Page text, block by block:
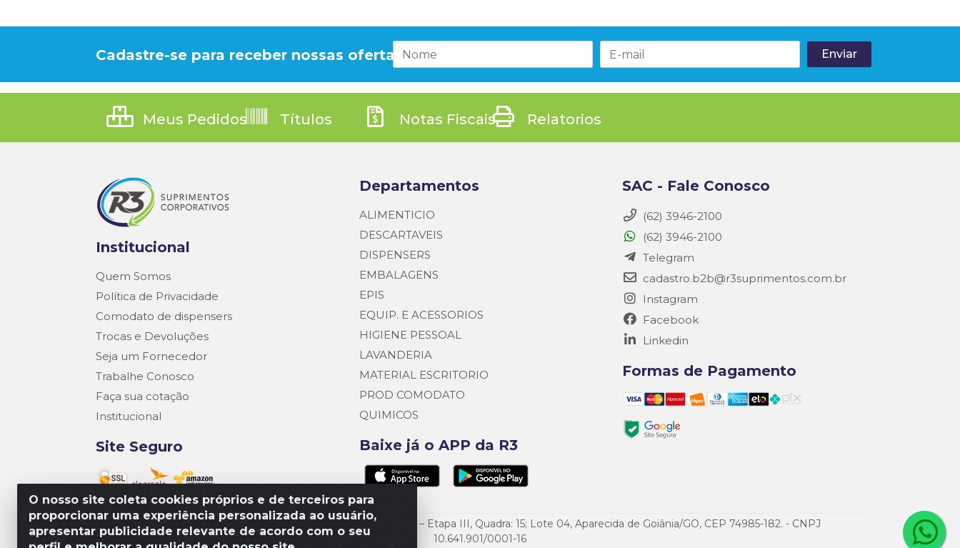
O nosso site coleta cookies próprios e de terceiros para
proporcionar uma experiência personalizada ao usuário,
apresentar publicidade relevante de acordo com o seu
Cadastre-se para receber nossas ofertas!
Meus Pedidos Títulos Notas Fiscais Relatorios
Institucional
Quem Somos
Política de Privacidade
Comodato de dispensers
Trocas e Devoluções
Seja um Fornecedor
Trabalhe Conosco
Faça sua cotação
Institucional
Site Seguro
Departamentos
ALIMENTICIO
DESCARTAVEIS
DISPENSERS
EMBALAGENS
EPIS
EQUIP. E ACESSORIOS
HIGIENE PESSOAL
LAVANDERIA
MATERIAL ESCRITORIO
PROD COMODATO
QUIMICOS
Baixe já o APP da R3
SAC - Fale Conosco
(62) 3946-2100
(62) 3946-2100
Telegram
cadastro.b2b@r3suprimentos.com.br
Instagram
Facebook
Linkedin
Formas de Pagamento
Matriz R3 Suprimentos - Rua 14, Polo Empresarial Goiás – Etapa III, Quadra: 15; Lote 04, Aparecida de Goiânia/GO, CEP 74985-182. - CNPJ
10.641.901/0001-16